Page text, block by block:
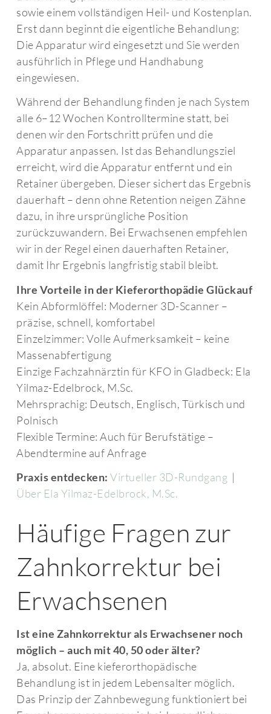
sowie einem vollständigen Heil- und Kostenplan.
Erst dann beginntdie eigentliche Behandlung:
DieApparatur wird eingesetzt und Siewerden
ausführlich in Pflege und Handhabung
eingewiesen.
Während der Behandlung finden je nach System
alle 6–12 Wochen Kontrolltermine statt, bei
denen wir den Fortschritt prüfen und die
Apparatur anpassen. Ist das Behandlungsziel
erreicht, wird dieApparatur entfernt und ein
Retainer übergeben. Dieser sichert das Ergebnis
dauerhaft – denn ohne Retention neigen Zähne
dazu, in ihre ursprüngliche Position
zurückzuwandern. Bei Erwachsenen empfehlen
wir in der Regel einen dauerhaften Retainer,
damit Ihr Ergebnis langfristig stabil bleibt.
Ihre Vorteile in der Kieferorthopädie Glückauf
Kein Abformlöffel: Moderner 3D-Scanner –
präzise, schnell, komfortabel
Einzelzimmer: Volle Aufmerksamkeit – keine
Massenabfertigung
Einzige Fachzahnärztin für KFO in Gladbeck: Ela
Yilmaz-Edelbrock, M.Sc.
Mehrsprachig: Deutsch, Englisch, Türkisch und
Polnisch
Flexible Termine: Auch für Berufstätige –
Abendtermine auf Anfrage
Praxis entdecken: Virtueller 3D-Rundgang |
Über Ela Yilmaz-Edelbrock, M.Sc.
Häufige Fragen zur
Zahnkorrektur bei
Erwachsenen
Ist eine Zahnkorrektur als Erwachsener noch
möglich – auch mit 40, 50 oder älter?
Ja, absolut. Eine kieferorthopädische
Behandlung ist in jedem Lebensalter möglich.
Das Prinzip der Zahnbewegung funktioniert bei